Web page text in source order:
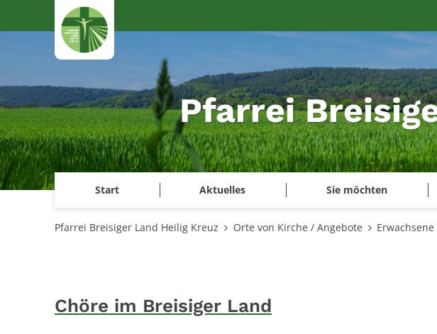
Zum Inhalt springen
Pfarrei
Start Aktuelles Sie möchten
Pfarrei Breisiger Land Heilig Kreuz Orte von Kirche / Angebote Erwachsene
Chöre im Breisiger Land